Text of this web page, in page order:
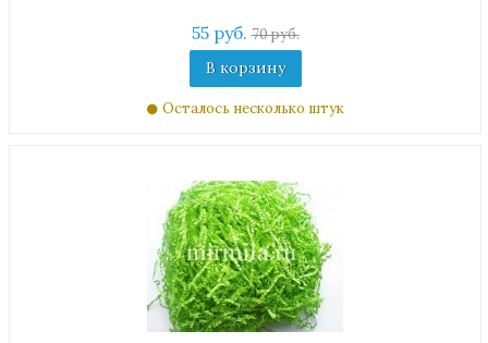
55 руб.70 руб.
В корзину
Осталось несколько штук